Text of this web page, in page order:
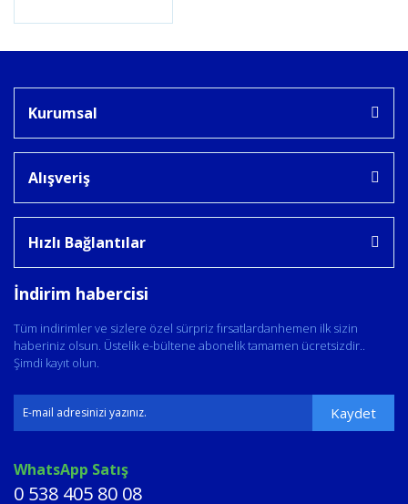
Kurumsal
Alışveriş
Hızlı Bağlantılar
İndirim habercisi
Tüm indirimler ve sizlere özel sürpriz fırsatlardanhemen ilk sizin
haberiniz olsun. Üstelik e-bültene abonelik tamamen ücretsizdir..
Şimdi kayıt olun.
Kaydet
WhatsApp Satış
0 538 405 80 08